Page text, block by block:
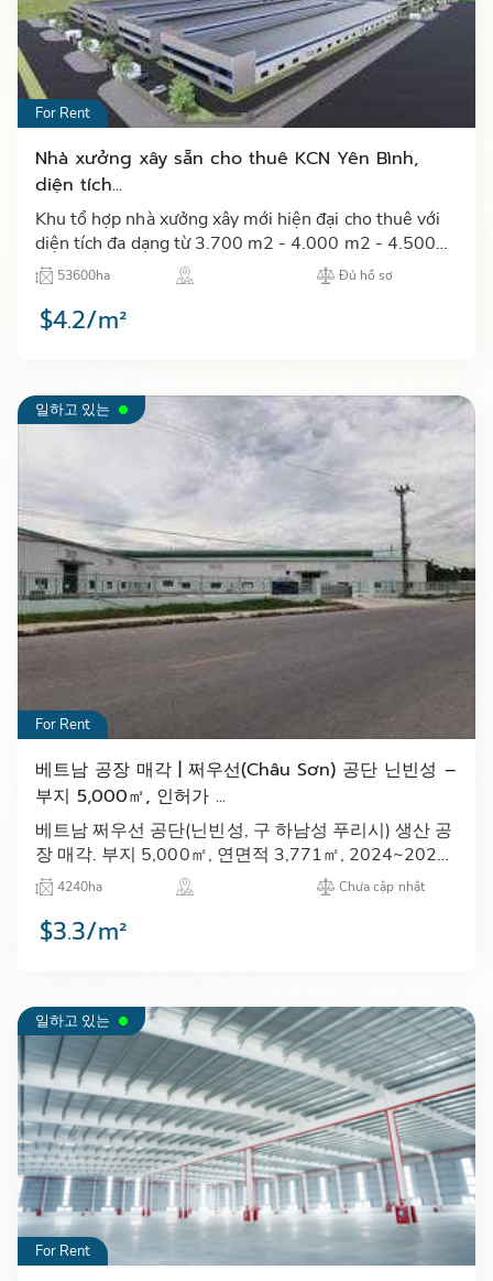
For Rent
Nhà xưởng xây sẵn cho thuê KCN Yên Bình,
diện tích...
Khu tổ hợp nhà xưởng xây mới hiện đại cho thuê với
diện tích đa dạng từ 3.700 m2 - 4.000 m2 - 4.500
m2 - 6.500 m2 tại khu công nghiệp Yên Bình tỉnh
Thái Nguyên…
53600ha Đủ hồ sơ
$4.2/m²
일하고 있는
For Rent
베트남 공장 매각 | 쩌우선(Châu Sơn) 공단 닌빈성 –
부지 5,000㎡, 인허가 ...
베트남 쩌우선 공단(닌빈성, 구 하남성 푸리시) 생산 공
장 매각. 부지 5,000㎡, 연면적 3,771㎡, 2024~2025
년 준공, 분홍색 증서 완비. 매각가 미화 250만 달러.
Kland 문의.…
4240ha Chưa cập nhật
$3.3/m²
일하고 있는
For Rent